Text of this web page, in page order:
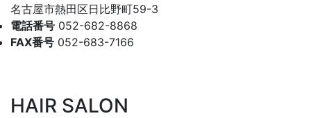
名古屋市熱田区日比野町59-3
電話番号 052-682-8868
FAX番号 052-683-7166
HAIR SALON